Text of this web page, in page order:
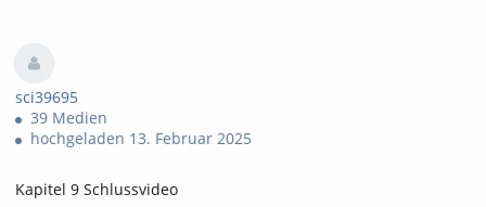
sci39695
39 Medien
hochgeladen 13. Februar 2025
Kapitel 9 Schlussvideo